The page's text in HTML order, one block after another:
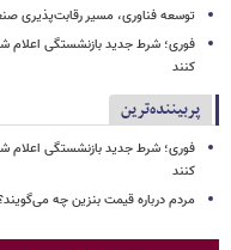
توسعه فناوری، مسیر رقابت‌پذیری
کنند
پربیننده‌ترین
کنند
مردم درباره قیمت بنزین چه